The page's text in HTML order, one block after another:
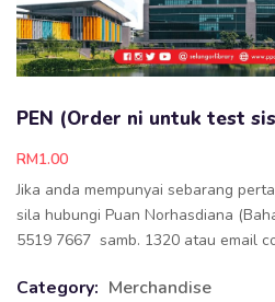
PEN (Order ni untuk test
RM1.00
Jika anda mempunyai sebarang
sila hubungi Puan Norhasdiana
5519 7667 samb. 1320 atau email
Category: Merchandise